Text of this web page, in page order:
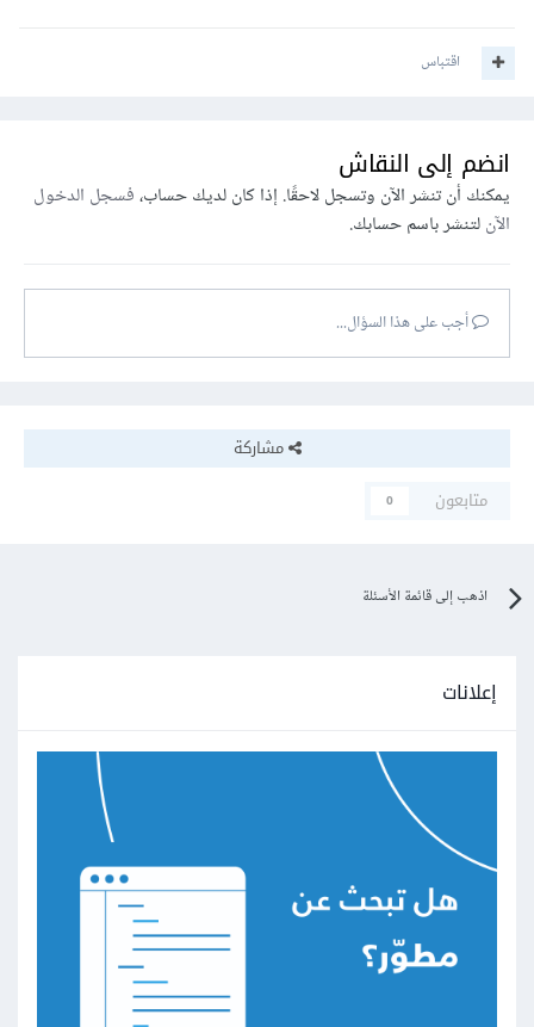
اقتباس
انضم إلى النقاش
يمكنك أن تنشر الآن وتسجل لاحقًا. إذا كان لديك حساب،فسجل الدخول
الآنلتنشر باسم حسابك.
أجب على هذا السؤال...
مشاركة
متابعون
0
اذهب إلى قائمة الأسئلة
إعلانات